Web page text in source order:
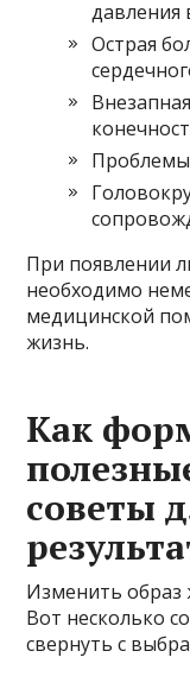
давления
Острая
Проблемы
При появлении
необходимо
медицинской
жизнь.
Как
советы
Изменить образ
Вот несколько
свернуть с